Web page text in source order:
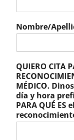
Nombre/
QUIERO CITA
MÉDICO.
día y hora
PARA QUÉ ES el